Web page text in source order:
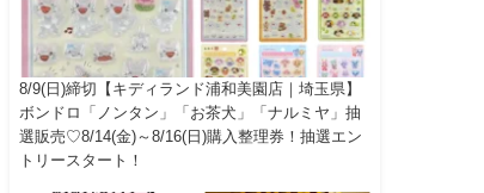
8/9(日)締切【キディランド浦和美園店｜埼玉県】
ボンドロ「ノンタン」「お茶犬」「ナルミヤ」抽
選販売♡8/14(金)～8/16(日)購入整理券！抽選エン
トリースタート！